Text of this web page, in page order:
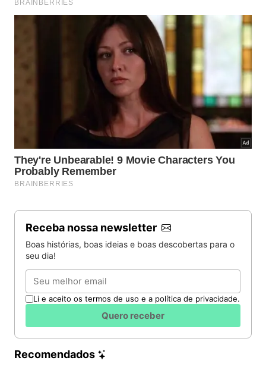
Receba nossa newsletter
Boas histórias, boas ideias e boas descobertas para o
seu dia!
Email
Li e aceito os termos de uso e a política de privacidade.
Quero receber
Recomendados